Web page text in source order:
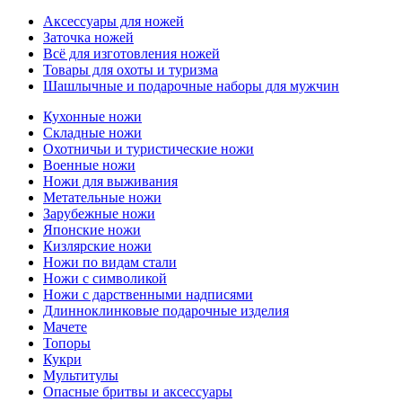
Аксессуары для ножей
Заточка ножей
Всё для изготовления ножей
Товары для охоты и туризма
Шашлычные и подарочные наборы для мужчин
Кухонные ножи
Складные ножи
Охотничьи и туристические ножи
Военные ножи
Ножи для выживания
Метательные ножи
Зарубежные ножи
Японские ножи
Кизлярские ножи
Ножи по видам стали
Ножи с символикой
Ножи с дарственными надписями
Длинноклинковые подарочные изделия
Мачете
Топоры
Кукри
Мультитулы
Опасные бритвы и аксессуары